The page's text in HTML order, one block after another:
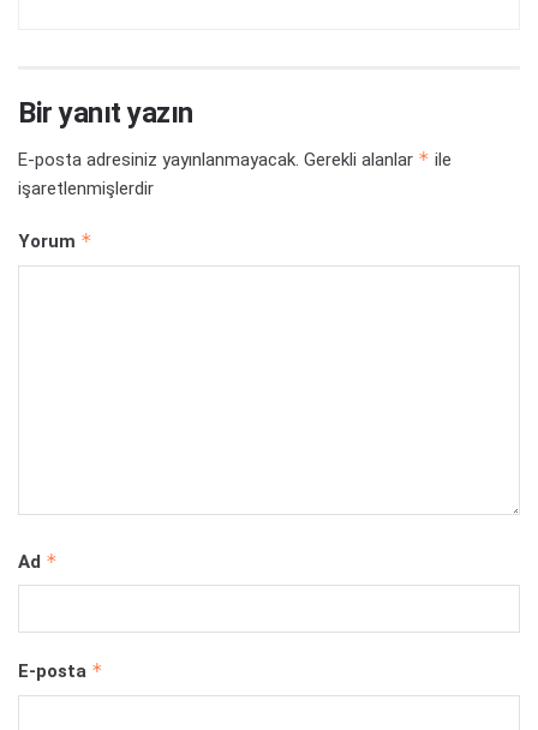
Bir yanıt yazın
E-posta adresiniz yayınlanmayacak. Gerekli alanlar * ile
işaretlenmişlerdir
Yorum *
Ad *
E-posta *